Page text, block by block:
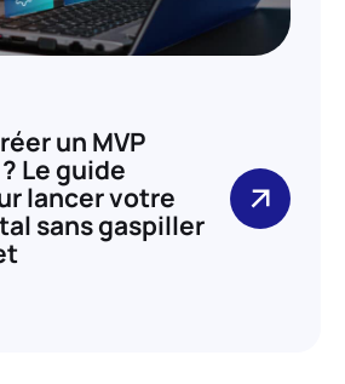
un MVP
Le guide
lancer votre
sans gaspiller